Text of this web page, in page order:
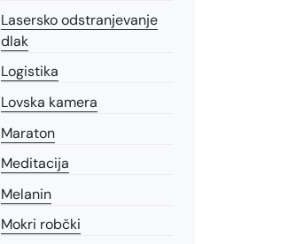
Lasersko odstranjevanje
dlak
Logistika
Lovska kamera
Maraton
Meditacija
Melanin
Mokri robčki